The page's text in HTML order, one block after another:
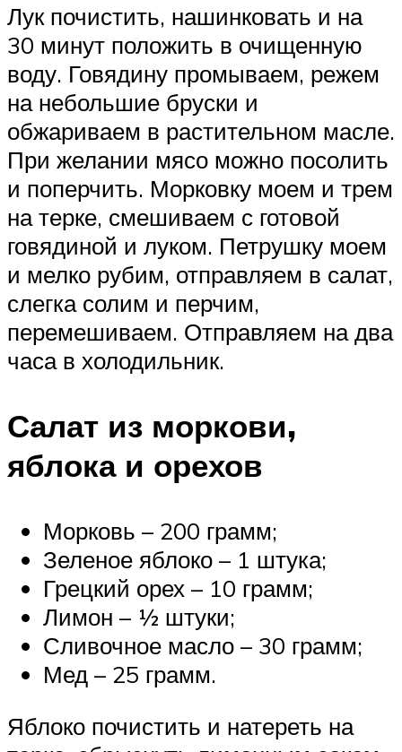
Лук почистить, нашинковать и на
30 минут положить в очищенную
воду. Говядину промываем, режем
на небольшие бруски и
обжариваем в растительном масле.
При желании мясо можно посолить
и поперчить. Морковку моем и трем
на терке, смешиваем с готовой
говядиной и луком. Петрушку моем
и мелко рубим, отправляем в салат,
слегка солим и перчим,
перемешиваем. Отправляем на два
часа в холодильник.
Салат из моркови,
яблока и орехов
Морковь – 200 грамм;
Зеленое яблоко – 1 штука;
Грецкий орех – 10 грамм;
Лимон – ½ штуки;
Сливочное масло – 30 грамм;
Мед – 25 грамм.
Яблоко почистить и натереть на